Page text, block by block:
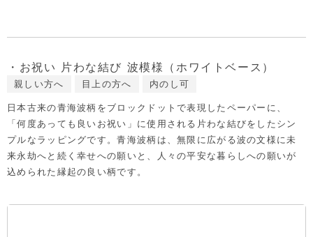
・お祝い 片わな結び 波模様（ホワイトベース）
親しい方へ 目上の方へ 内のし可
日本古来の青海波柄をブロックドットで表現したペーパーに、
「何度あっても良いお祝い」に使用される片わな結びをしたシン
プルなラッピングです。青海波柄は、無限に広がる波の文様に未
来永劫へと続く幸せへの願いと、人々の平安な暮らしへの願いが
込められた縁起の良い柄です。